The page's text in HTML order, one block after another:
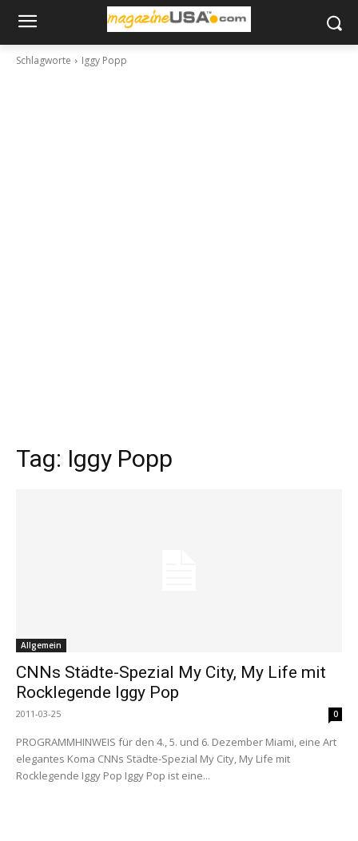
Schlagworte Iggy Popp
Tag: Iggy Popp
Allgemein
CNNs Städte-Spezial My City, My Life mit
Rocklegende Iggy Pop
2011-03-25 0
PROGRAMMHINWEIS für den 4., 5. und 6. Dezember Miami, eine Art
elegantes Koma CNNs Städte-Spezial My City, My Life mit
Rocklegende Iggy Pop Iggy Pop ist eine...